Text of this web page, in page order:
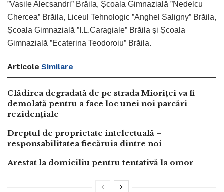
”Vasile Alecsandri” Brăila, Școala Gimnazială ”Nedelcu
Chercea” Brăila, Liceul Tehnologic ”Anghel Saligny” Brăila,
Școala Gimnazială ”I.L.Caragiale” Brăila și Școala
Gimnazială ”Ecaterina Teodoroiu” Brăila.
Articole Similare
Clădirea degradată de pe strada Mioriței va fi
demolată pentru a face loc unei noi parcări
rezidențiale
Dreptul de proprietate intelectuală –
responsabilitatea fiecăruia dintre noi
Arestat la domiciliu pentru tentativă la omor